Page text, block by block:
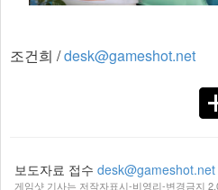
조건희 /desk@gameshot.net
보도자료 접수 desk@gameshot.net
게임샷 기사는 저작자표시-비영리-변경금지